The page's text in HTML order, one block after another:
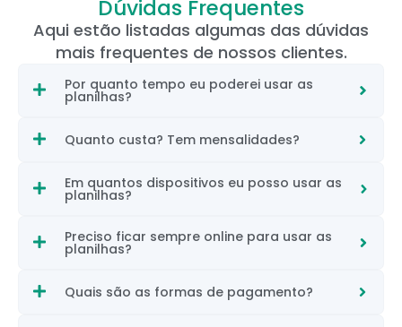
Dúvidas Frequentes
Aqui estão listadas algumas das dúvidas
mais frequentes de nossos clientes.
Por quanto tempo eu poderei usar as
planilhas?
Quanto custa? Tem mensalidades?
Em quantos dispositivos eu posso usar as
planilhas?
Preciso ficar sempre online para usar as
planilhas?
Quais são as formas de pagamento?